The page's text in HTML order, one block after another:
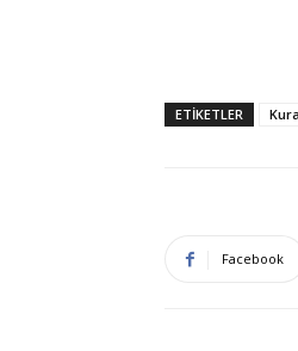
ETIKETLER
Facebook